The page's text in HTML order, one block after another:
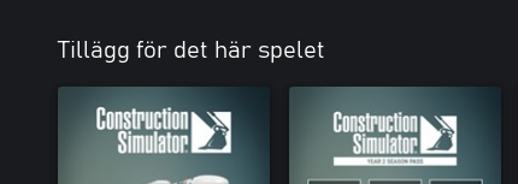
Tillägg för det här spelet